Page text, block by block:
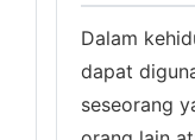
Dalam
dapat
seseorang